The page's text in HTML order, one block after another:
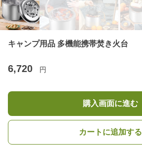
キャンプ用品 多機能携帯焚き火台
6,720 円
購入画面に進む
カートに追加する